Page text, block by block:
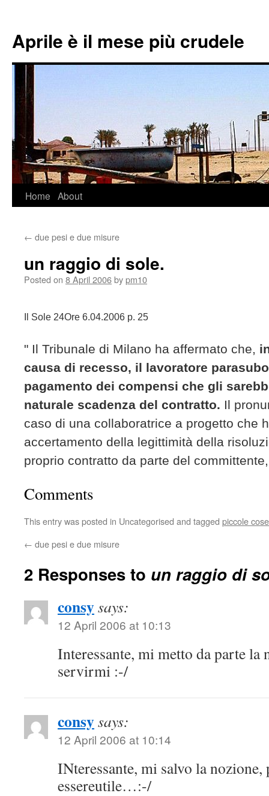
Aprile è il mese più crudele
Skip
content
Home About
← due pesi e due misure
un raggio di sole.
Posted on 8 April 2006bypm10
Il Sole 24Ore 6.04.2006 p. 25
" Il Tribunale di Milano ha affermato che,
causa di recesso, il lavoratore
pagamento dei compensi che gli
naturale scadenza del contratto. Il
caso di una collaboratrice a progetto che
accertamento della legittimità della
proprio contratto da parte del
Comments
This entry was posted in Uncategorised and tagged piccole
← due pesi e due misure
2 Responses to un raggio di
consysays:
12 April 2006 at 10:13
Interessante, mi metto da parte la
servirmi :-/
consysays:
12 April 2006 at 10:14
INteressante, mi salvo la nozione,
essereutile…:-/